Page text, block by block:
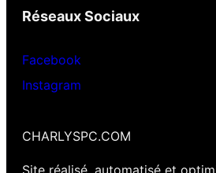
Réseaux Sociaux
Facebook
Instagram
CHARLYSPC.COM